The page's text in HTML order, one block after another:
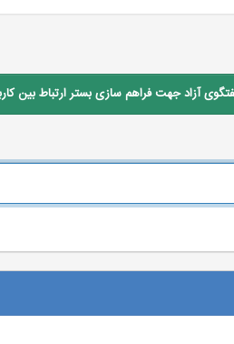
آزاد جهت فراهم سازی بستر ارتباط بین